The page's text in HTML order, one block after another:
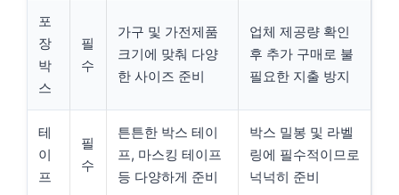
포
장
박
스
필
수
가구 및 가전제품
크기에 맞춰 다양
한 사이즈 준비
업체 제공량 확인
후 추가 구매로 불
필요한 지출 방지
테
이
프
필
수
튼튼한 박스 테이
프, 마스킹 테이프
등 다양하게 준비
박스 밀봉 및 라벨
링에 필수적이므로
넉넉히 준비